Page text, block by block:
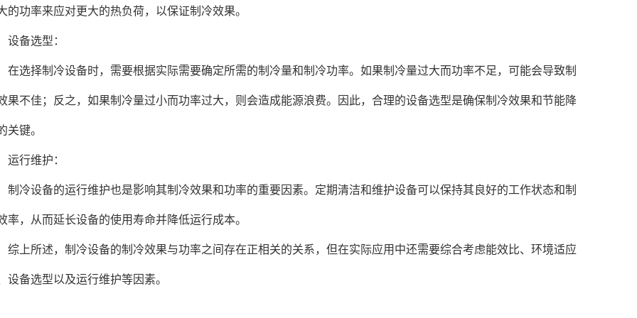
的功率来应对更大的热负荷，以保证制冷效果。
备选型：
选择制冷设备时，需要根据实际需要确定所需的制冷量和制冷功率。如果制冷量过大而功率不足，可能会导致制
果不佳；反之，如果制冷量过小而功率过大，则会造成能源浪费。因此，合理的设备选型是确保制冷效果和节能降
关键。
行维护：
冷设备的运行维护也是影响其制冷效果和功率的重要因素。定期清洁和维护设备可以保持其良好的工作状态和制
率，从而延长设备的使用寿命并降低运行成本。
上所述，制冷设备的制冷效果与功率之间存在正相关的关系，但在实际应用中还需要综合考虑能效比、环境适应
设备选型以及运行维护等因素。